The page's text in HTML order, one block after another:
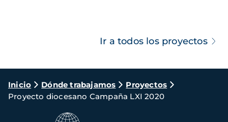
Ir a todos los proyectos
Ruta
de
navegación
Inicio Dónde trabajamos
Proyectos
Proyecto diocesano Campaña LXI 2020